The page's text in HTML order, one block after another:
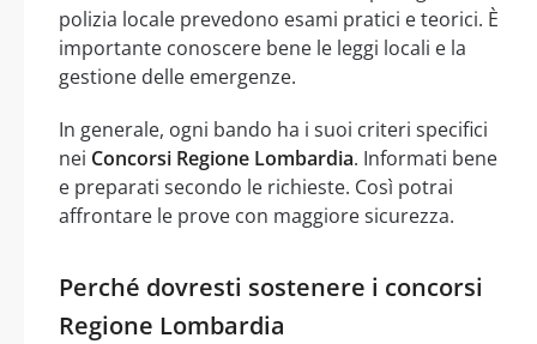
polizia locale prevedono esami pratici e teorici. È
importante conoscere bene le leggi locali e la
gestione delle emergenze.
In generale, ogni bando ha i suoi criteri specifici
nei Concorsi Regione Lombardia. Informati bene
e preparati secondo le richieste. Così potrai
affrontare le prove con maggiore sicurezza.
Perché dovresti sostenere i concorsi
Regione Lombardia